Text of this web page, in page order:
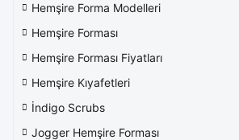
Hemşire Forma Modelleri
Hemşire Forması
Hemşire Forması Fiyatları
Hemşire Kıyafetleri
İndigo Scrubs
Jogger Hemşire Forması